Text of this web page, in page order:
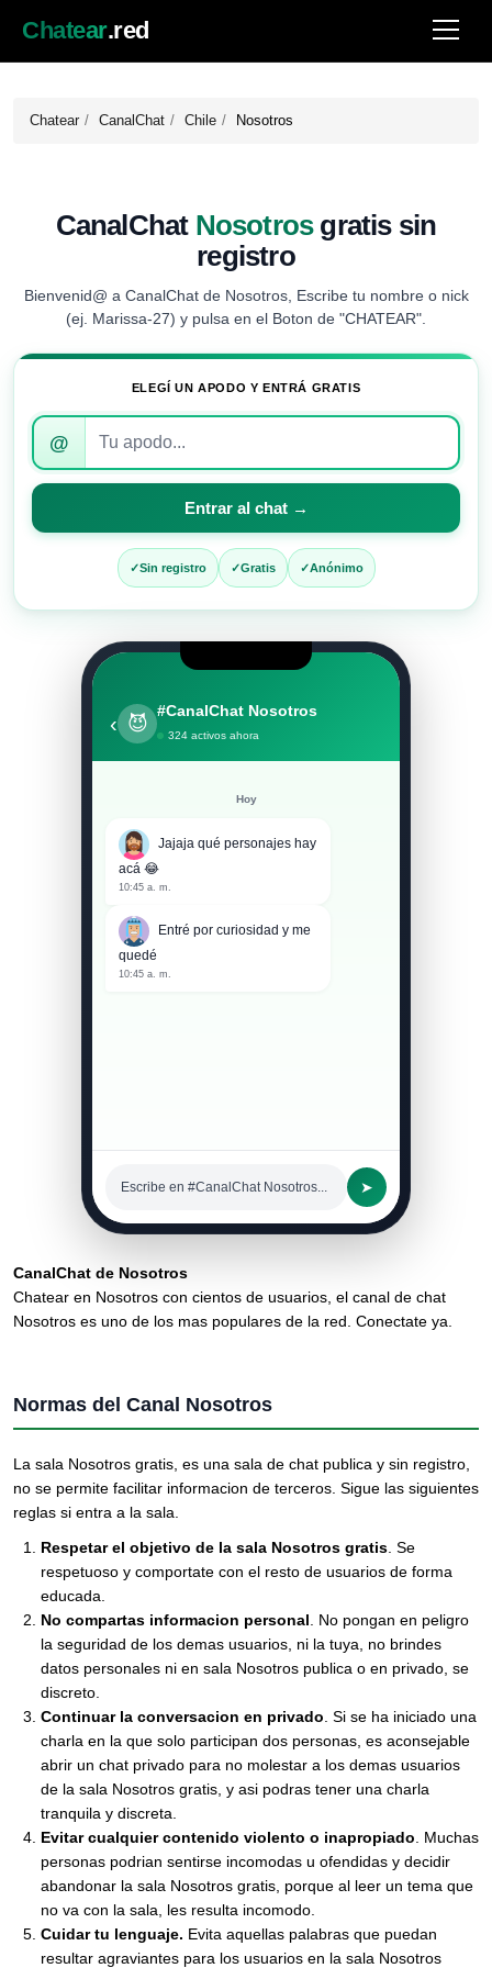
Chatear.red
Chatear CanalChat Chile Nosotros
CanalChat Nosotrosgratis sin
registro
Bienvenid@ a CanalChat de Nosotros, Escribe tu nombre o nick
(ej. Marissa-27) y pulsa en el Boton de "CHATEAR".
ELEGÍ UN APODO Y ENTRÁ GRATIS
Introduce
apodo
para
entrar
@
Entrar al chat →
Sin registro Gratis Anónimo
‹ 😈
#CanalChat Nosotros
324 activos ahora
Hoy
Jajaja qué personajes hay
acá 😂
10:45 a. m.
Entré por curiosidad y me
quedé
10:45 a. m.
Escribe en #CanalChat Nosotros... ➤
CanalChat de Nosotros
Chatear en Nosotros con cientos de usuarios, el canal de chat
Nosotros es uno de los mas populares de la red. Conectate ya.
Normas del Canal Nosotros
La sala Nosotros gratis, es una sala de chat publica y sin registro,
no se permite facilitar informacion de terceros. Sigue las siguientes
reglas si entra a la sala.
Respetar el objetivo de la sala Nosotros gratis . Se
respetuoso y comportate con el resto de usuarios de forma
educada.
No compartas informacion personal . No pongan en peligro
la seguridad de los demas usuarios, ni la tuya, no brindes
datos personales ni en sala Nosotros publica o en privado, se
discreto.
Continuar la conversacion en privado . Si se ha iniciado una
charla en la que solo participan dos personas, es aconsejable
abrir un chat privado para no molestar a los demas usuarios
de la sala Nosotros gratis, y asi podras tener una charla
tranquila y discreta.
Evitar cualquier contenido violento o inapropiado . Muchas
personas podrian sentirse incomodas u ofendidas y decidir
abandonar la sala Nosotros gratis, porque al leer un tema que
no va con la sala, les resulta incomodo.
Cuidar tu lenguaje. Evita aquellas palabras que puedan
resultar agraviantes para los usuarios en la sala Nosotros